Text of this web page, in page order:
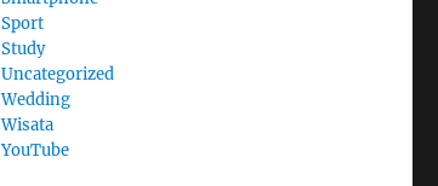
Sport
Study
Uncategorized
Wedding
Wisata
YouTube